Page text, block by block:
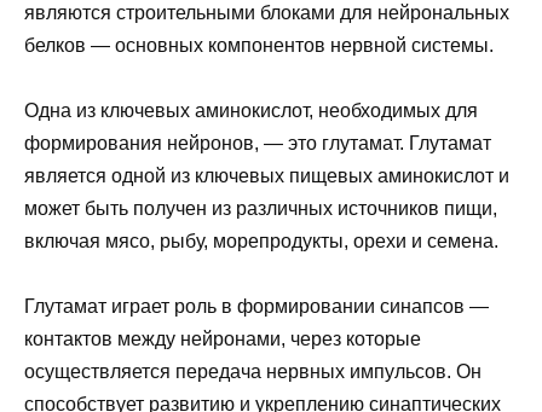
являются строительными блоками для нейрональных
белков — основных компонентов нервной системы.
Одна из ключевых аминокислот, необходимых для
формирования нейронов, — это глутамат. Глутамат
является одной из ключевых пищевых аминокислот и
может быть получен из различных источников пищи,
включая мясо, рыбу, морепродукты, орехи и семена.
Глутамат играет роль в формировании синапсов —
контактов между нейронами, через которые
осуществляется передача нервных импульсов. Он
способствует развитию и укреплению синаптических